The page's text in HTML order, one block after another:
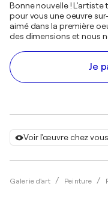
Voir l'œuvre chez vous
Galerie d'art Peinture
Bonne nouvelle !
pour vous une oeuvre
aimé dans la première
des dimensions et nous
Je